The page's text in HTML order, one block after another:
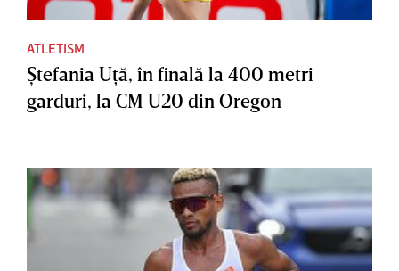
ATLETISM
Ştefania Uţă, în finală la 400 metri
garduri, la CM U20 din Oregon